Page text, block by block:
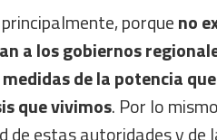
porqueno
a los gobiernos
de la potencia
que vivimos. Por lo
de estas autoridades y de